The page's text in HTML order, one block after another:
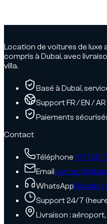
Location de voitures de luxe
compris à Dubai, avec
villa.
Basé à Dubaï,
Support FR / EN / AR
Paiements
Contact
Téléphone+971 58
Email
WhatsAppDiscuter
Support 24/7
Livraison : aéroport,